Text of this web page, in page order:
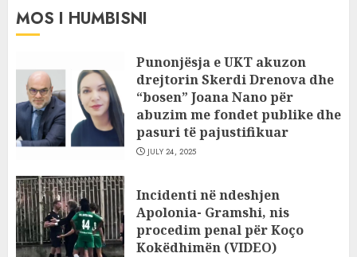
MOS I HUMBISNI
Punonjësja e UKT akuzon
drejtorin Skerdi Drenova dhe
“bosen” Joana Nano për
abuzim me fondet publike dhe
pasuri të pajustifikuar
JULY 24, 2025
Incidenti në ndeshjen
Apolonia- Gramshi, nis
procedim penal për Koço
Kokëdhimën (VIDEO)